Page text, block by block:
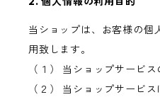
当ショップは、お客様の個
用致します。
（１） 当ショップサービ
（２） 当ショップサービ